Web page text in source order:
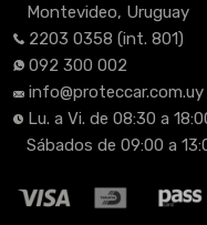
Montevideo, Uruguay
2203 0358 (int. 801)
092 300 002
info@proteccar.com.uy
Lu. a Vi. de 08:30 a
Sábados de 09:00 a